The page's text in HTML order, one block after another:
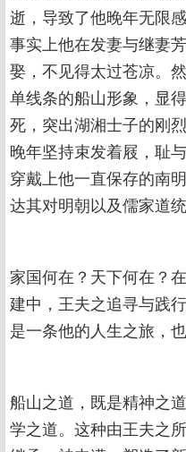
逝，导致了他晚年无限
事实上他在发妻与继妻
娶，不见得太过苍凉。
单线条的船山形象，显
死，突出湖湘士子的刚
晚年坚持束发着屐，耻
穿戴上他一直保存的南
达其对明朝以及儒家道
家国何在？天下何在？
建中，王夫之追寻与践
是一条他的人生之旅，
船山之道，既是精神之
学之道。这种由王夫之